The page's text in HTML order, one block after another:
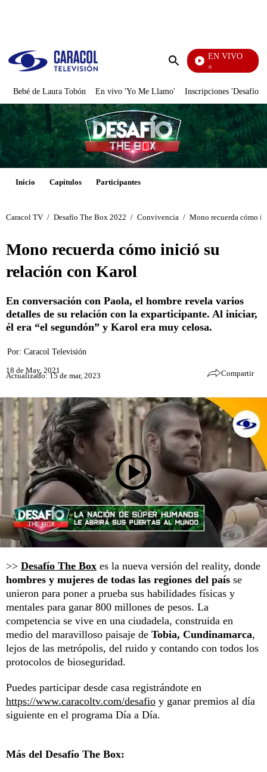
Enviar
EN VIVO
Bebé de Laura Tobón En vivo 'Yo Me Llamo' Inscripciones 'Desafío'
Inicio Capítulos Participantes
Caracol TV / Desafío The Box 2022 / Convivencia / Mono recuerda cómo
Mono recuerda cómo inició su
relación con Karol
En conversación con Paola, el hombre revela varios
detalles de su relación con la exparticipante. Al iniciar,
él era “el segundón” y Karol era muy celosa.
Por: Caracol Televisión
18 de May, 2021
Actualizado: 15 de mar, 2023 Compartir
>> Desafío The Box es la nueva versión del reality, donde
hombres y mujeres de todas las regiones del país se
unieron para poner a prueba sus habilidades físicas y
mentales para ganar 800 millones de pesos. La
competencia se vive en una ciudadela, construida en
medio del maravilloso paisaje de Tobia, Cundinamarca,
lejos de las metrópolis, del ruido y contando con todos los
protocolos de bioseguridad.
Puedes participar desde casa registrándote en
https://www.caracoltv.com/desafio y ganar premios al día
siguiente en el programa Día a Día.
Más del Desafío The Box: